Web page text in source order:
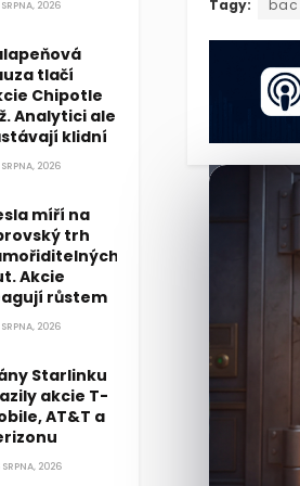
Tagy: bac
2026
tlačí
Chipotle
Analytici ale
klidní
2026
míří na
trh
Akcie
růstem
2026
Starlinku
akcie T-
AT&T a
2026